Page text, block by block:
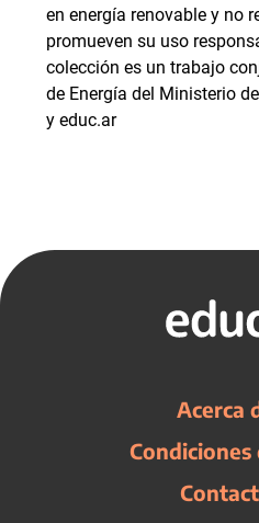
en energía renovable y no
promueven su uso
colección es un trabajo
de Energía del Ministerio
y educ.ar
Acerca
Condiciones